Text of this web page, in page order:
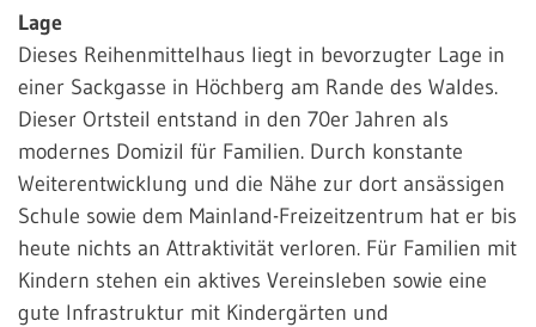
Lage
Dieses Reihenmittelhaus liegt in bevorzugter Lage in
einer Sackgasse in Höchberg am Rande des Waldes.
Dieser Ortsteil entstand in den 70er Jahren als
modernes Domizil für Familien. Durch konstante
Weiterentwicklung und die Nähe zur dort ansässigen
Schule sowie dem Mainland-Freizeitzentrum hat er bis
heute nichts an Attraktivität verloren. Für Familien mit
Kindern stehen ein aktives Vereinsleben sowie eine
gute Infrastruktur mit Kindergärten und